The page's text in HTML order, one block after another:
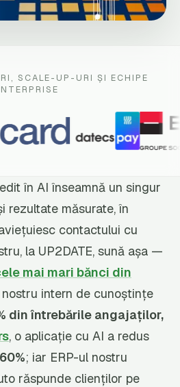
SCALE-UP-URI ȘI ECHIPE
în AI înseamnă un singur
rezultate măsurate, în
contactului cu
la UP2DATE, sună așa —
mai mari bănci din
nostru intern de cunoștințe
din întrebările angajaților,
, o aplicație cu AI a redus
60%; iar ERP-ul nostru
răspunde clienților pe